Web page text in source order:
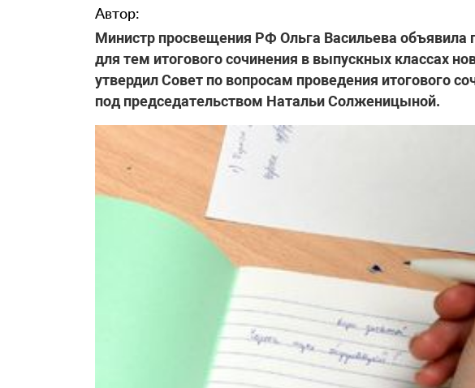
Автор:
Министр просвещения РФ Ольга Васильева объявила
для тем итогового сочинения в выпускных классах
утвердил Совет по вопросам проведения итогового
под председательством Натальи Солженицыной.